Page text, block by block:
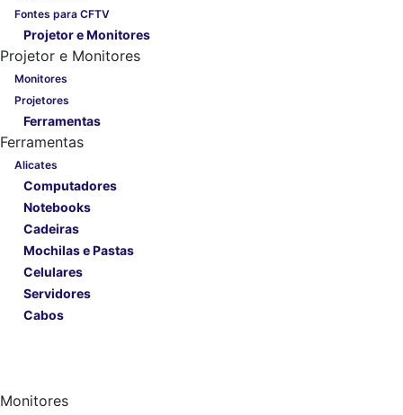
Fontes para CFTV
Projetor e Monitores
Projetor e Monitores
Monitores
Projetores
Ferramentas
Ferramentas
Alicates
Computadores
Notebooks
Cadeiras
Mochilas e Pastas
Celulares
Servidores
Cabos
Monitores